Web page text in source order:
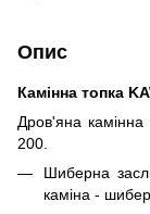
Опис
Камінна топка
Дров'яна камінна
200.
Шиберна
каміна - шибер